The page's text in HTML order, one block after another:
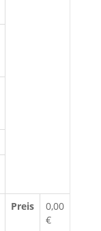
Preis
0,00
€